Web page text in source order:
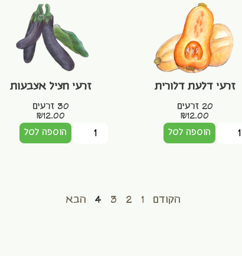
זרעי דלעת דלורית
20 זרעים
₪12.00
הוספה לסל
זרעי חציל אצבעות
30 זרעים
₪12.00
הוספה לסל
הקודם 1
2
3
4 הבא